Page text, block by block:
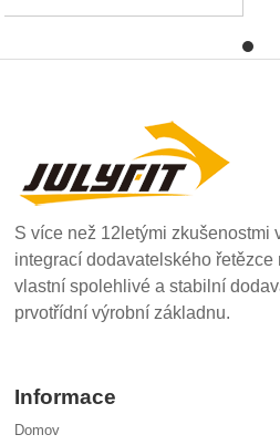
S více než 12letými zkušenostmi
integrací dodavatelského řetězce
vlastní spolehlivé a stabilní
prvotřídní výrobní základnu.
Informace
Domov